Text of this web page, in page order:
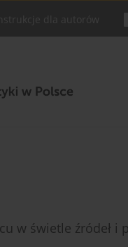
Instrukcje dla autorów
w świetle źródeł i